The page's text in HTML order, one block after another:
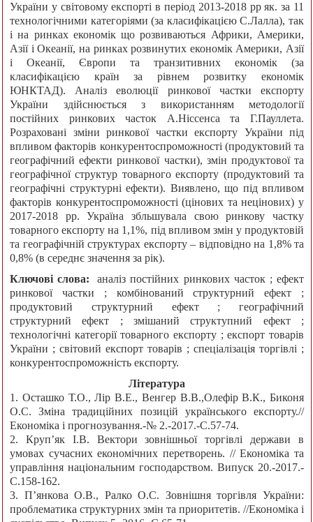
України у світовому експорті в період 2013-2018 рр як. за 11
технологічними категоріями (за класифікацією С.Лалла), так
і на ринках економік що розвиваються Африки, Америки,
Азії і Океанії, на ринках розвинутих економік Америки, Азії
і Океанії, Європи та транзитивних економік (за
класифікацією країн за рівнем розвитку економік
ЮНКТАД). Аналіз еволюції ринкової частки експорту
України здійснюється з використанням методології
постійних ринкових часток А.Ніссенса та Г.Пауллета.
Розраховані зміни ринкової частки експорту України під
впливом факторів конкурентоспроможності (продуктовий та
географічний ефекти ринкової частки), змін продуктової та
географічної структур товарного експорту (продуктовий та
географічні структурні ефекти). Виявлено, що під впливом
факторів конкурентоспроможності (цінових та нецінових) у
2017-2018 рр. Україна збльшувала свою ринкову частку
товарного експорту на 1,1%, під впливом змін у продуктовій
та географічній структурах експорту – відповідно на 1,8% та
0,8% (в середнє значення за рік).
Ключові слова:
аналіз постійних ринкових часток ; ефект
ринкової частки ; комбінований структурний ефект ;
продуктовий структурний ефект ; географічний
структурний ефект ; змішаний структупний ефект ;
технологічні категорії товарного експорту ; експорт товарів
України ; світовий експорт товарів ; спеціалізація торгівлі ;
конкурентоспроможність експорту.
Література
1. Осташко Т.О., Лір В.Е., Венгер В.В.,Олефір В.К., Биконя
О.С. Зміна традиційних позицій українського експорту.//
Економіка і прогнозування.-№ 2.-2017.-С.57-74.
2. Круп’як І.В. Вектори зовнішньої торгівлі держави в
умовах сучасних економічних перетворень. // Економіка та
управління національним господарством. Випуск 20.-2017.-
С.158-162.
3. П’янкова О.В., Ралко О.С. Зовнішня торгівля України:
проблематика структурних змін та приоритетів. //Економіка і